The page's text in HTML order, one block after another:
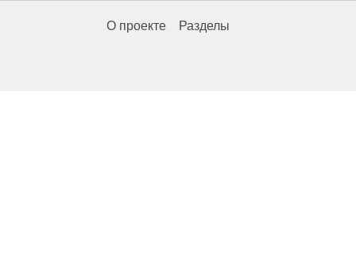
О проекте Разделы